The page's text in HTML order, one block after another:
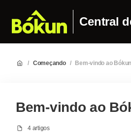
Central
/ Começando / Bem-vindo ao
Bem-vindo ao
4 artigos